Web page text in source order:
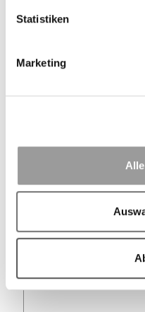
Statistiken
Marketing
Teilnehmende
Versicherteninformation